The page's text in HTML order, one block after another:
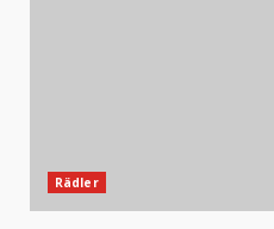
Rädler